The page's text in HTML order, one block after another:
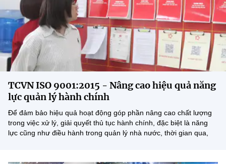
Chức năng nhiệm vụ
Cơ cấu tổ chức
Lịch sử phát triển
Sở Khoa học và Công nghệ
Tin tức sự kiện
Khoa học và Công nghệ
Đổi mới sáng tạo
Chuyển đổi số
Sở hữu trí tuệ
Dịch vụ công
Hệ thống văn bản
Văn bản chỉ đạo điều hành
Lấy ý kiến người dân về dự thảo VBQPPL
THỐNG KÊ
Khoa học và Công nghệ
Multimedia
TCVN ISO 9001:2015 - Nâng cao hiệu quả năng
lực quản lý hành chính
Để đảm bảo hiệu quả hoạt động góp phần nâng cao chất lượng
trong việc xử lý, giải quyết thủ tục hành chính, đặc biệt là năng
lực cũng như điều hành trong quản lý nhà nước, thời gian qua,